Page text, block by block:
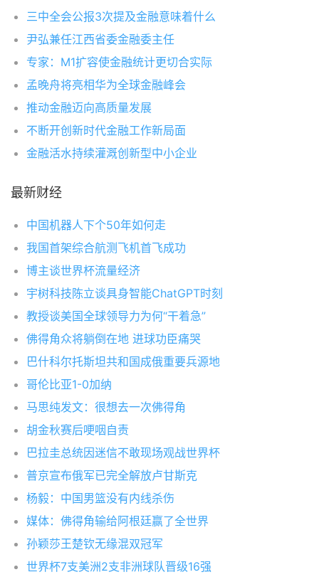
三中全会公报3次提及金融意味着什么
尹弘兼任江西省委金融委主任
专家：M1扩容使金融统计更切合实际
孟晚舟将亮相华为全球金融峰会
推动金融迈向高质量发展
不断开创新时代金融工作新局面
金融活水持续灌溉创新型中小企业
最新财经
中国机器人下个50年如何走
我国首架综合航测飞机首飞成功
博主谈世界杯流量经济
宇树科技陈立谈具身智能ChatGPT时刻
教授谈美国全球领导力为何“干着急”
佛得角众将躺倒在地 进球功臣痛哭
巴什科尔托斯坦共和国成俄重要兵源地
哥伦比亚1-0加纳
马思纯发文：很想去一次佛得角
胡金秋赛后哽咽自责
巴拉圭总统因迷信不敢现场观战世界杯
普京宣布俄军已完全解放卢甘斯克
杨毅：中国男篮没有内线杀伤
媒体：佛得角输给阿根廷赢了全世界
孙颖莎王楚钦无缘混双冠军
世界杯7支美洲2支非洲球队晋级16强